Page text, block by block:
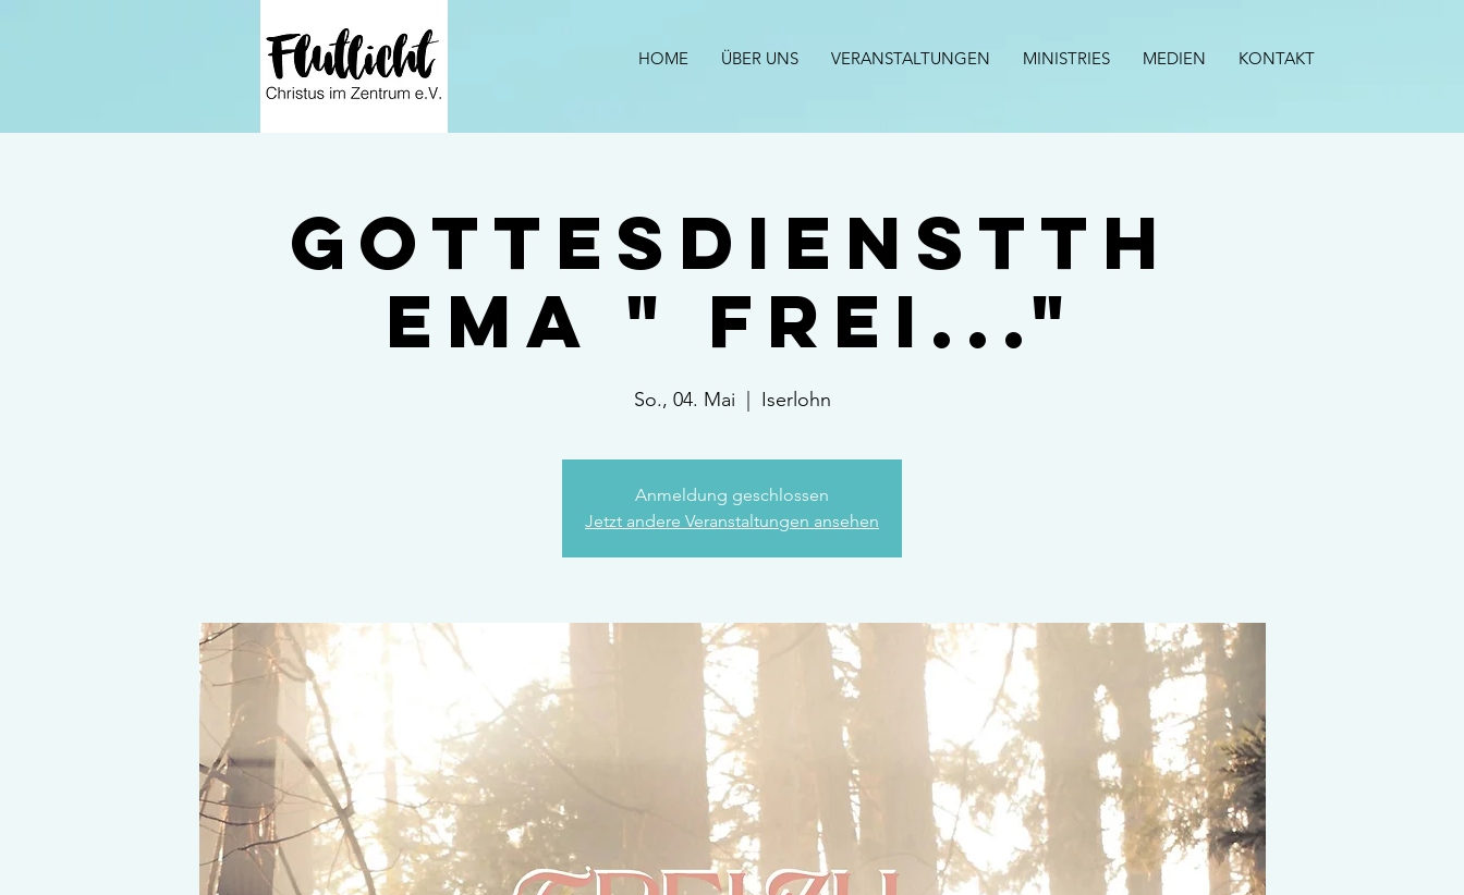
HOME ÜBER UNS VERANSTALTUNGEN MINISTRIES MEDIEN KONTAKT
Gottesdienstth
ema " Frei..."
So., 04. Mai Iserlohn
Anmeldung geschlossen
Jetzt andere Veranstaltungen ansehen